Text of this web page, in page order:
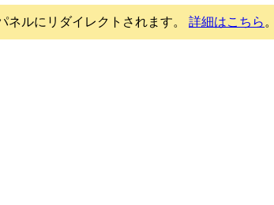
ネルにリダイレクトされます。 詳細はこちら 。